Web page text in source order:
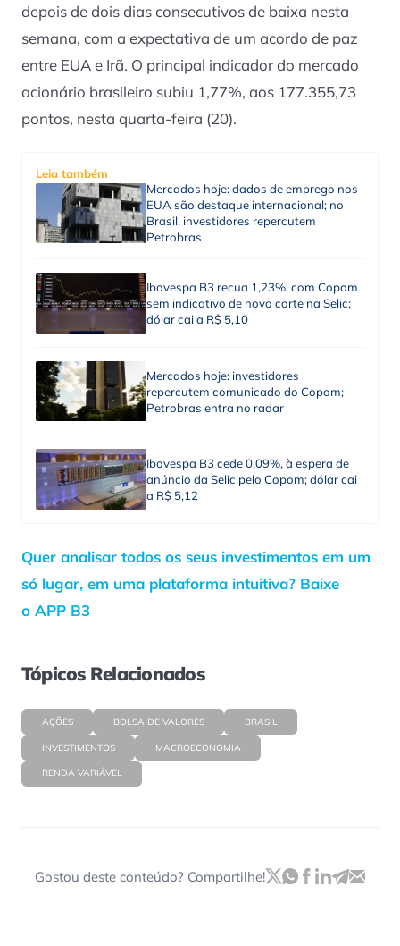
depois de dois dias consecutivos de baixa nesta
semana, com a expectativa de um acordo de paz
entre EUA e Irã. O principal indicador do mercado
acionário brasileiro subiu 1,77%, aos 177.355,73
pontos, nesta quarta-feira (20).
Leia também
Mercados hoje: dados de emprego nos
EUA são destaque internacional; no
Brasil, investidores repercutem
Petrobras
Ibovespa B3 recua 1,23%, com Copom
sem indicativo de novo corte na Selic;
dólar cai a R$ 5,10
Mercados hoje: investidores
repercutem comunicado do Copom;
Petrobras entra no radar
Ibovespa B3 cede 0,09%, à espera de
anúncio da Selic pelo Copom; dólar cai
a R$ 5,12
Quer analisar todos os seus investimentos em um
só lugar, em uma plataforma intuitiva? Baixe
o APP B3
Tópicos Relacionados
AÇÕES BOLSA DE VALORES BRASIL
INVESTIMENTOS MACROECONOMIA
RENDA VARIÁVEL
Gostou deste conteúdo? Compartilhe!